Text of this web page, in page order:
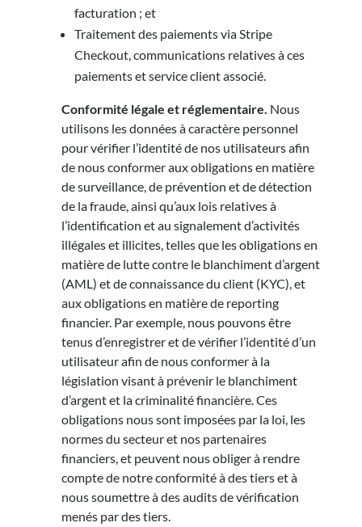
facturation ; et
Traitement des paiements via Stripe
Checkout, communications relatives à ces
paiements et service client associé.
Conformité légale et réglementaire. Nous
utilisons les données à caractère personnel
pour vérifier l’identité de nos utilisateurs afin
de nous conformer aux obligations en matière
de surveillance, de prévention et de détection
de la fraude, ainsi qu’aux lois relatives à
l’identification et au signalement d’activités
illégales et illicites, telles que les obligations en
matière de lutte contre le blanchiment d’argent
(AML) et de connaissance du client (KYC), et
aux obligations en matière de reporting
financier. Par exemple, nous pouvons être
tenus d’enregistrer et de vérifier l’identité d’un
utilisateur afin de nous conformer à la
législation visant à prévenir le blanchiment
d’argent et la criminalité financière. Ces
obligations nous sont imposées par la loi, les
normes du secteur et nos partenaires
financiers, et peuvent nous obliger à rendre
compte de notre conformité à des tiers et à
nous soumettre à des audits de vérification
menés par des tiers.